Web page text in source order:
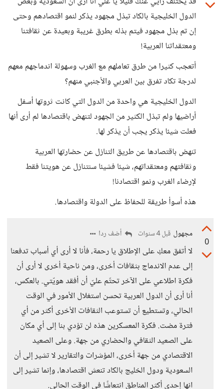
الدول الخليجية بالكاد تبذل مجهود يذكر لنمو اقتصادهم وحتى
إن تم بذل مجهود فيتم بذله بطرق غريبة وبعيدة عن ثقافتنا
ومعتقداتنا العربية!
أتعجب كثيرا من طرق تعاملهم مع الغرب وسهولة اندماجهم معهم
لدرجة تكاد تفرق بين العربي والأجنبي منهم؟
الدول الخليجية هي واحدة من الدول التي كانت ثروتها أسفل
أراضيها ولم تبذل الكثير من الجهود لتنهض باقتصادها لم أرى أنها
فعلت شيئا يذكر يجب أن يذكر لها.
تنهض باقتصادها عن طريق التنازل عن حضارتها العربية
وثقافتهم ومعتقداتهم، شيئا فشيئا سنتنازل عن هويتنا فقط
لإرضاء الغرب ونمو اقتصادنا!
هذه أسوأ طريقة للحفاظ على الدولة واقتصادها.
0
مجهول قبل 4 سنوات أضف ردا
لا أتفق معكِ على الإطلاق يا رحمة، فأنا لا أرى أي أسباب تدفعنا
إلى عدم الاندماج بثقافات أخرى، ومن ناحية أخرى لا أرى أن
فكرة اطلاعي على الآخر تحتّم عليّ أن أفقد هويّتي. بالعكس،
أنا أرى أن الدول العربية تحسن استغلال الأمور في الوقت
الحالي، وتستطيع أن تستوعب الثقافات الأخرى أكثر من أي
فترة مضت. فكرة المعسكرين هذه لن تؤدي بنا إلى أي مكان
على الصعيد الثقافي والحضاري من جهة. وعلى الصعيد
الاقتصادي من جهة أخرى، المؤشرات والتقارير لا تشير إلى أن
السعودية ودول الخليج بالكاد تنعش اقتصادها، وإنما تشير إلى
انها إحدى أكثر المناطق انتعاشًا في الوقت الحالي.